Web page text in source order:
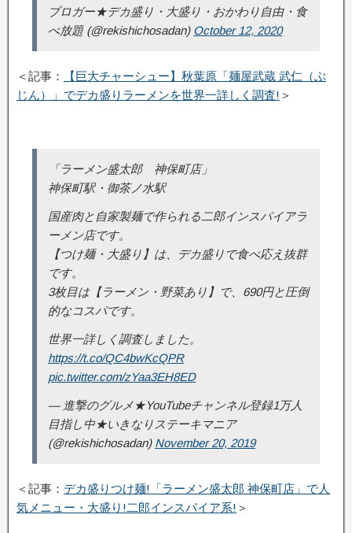
ブロガー★デカ盛り・大盛り・おかわり自由・食
べ放題 (@rekishichosadan) October 12, 2020
＜記事：
【巨大チャーシュー】秋葉原「麺屋武蔵 武仁（ぶ
じん）」でデカ盛りラーメンを世界一詳しく調査! ＞
「ラーメン盛太郎 神保町店」
神保町駅・御茶ノ水駅
国産肉と自家製麺で作られる二郎インスパイアラ
ーメン店です。
【つけ麺・大盛り】は、デカ盛りで食べ応え抜群
です。
3枚目は【ラーメン・野菜あり】で、690円と圧倒
的なコスパです。
世界一詳しく調査しました。
https://t.co/QC4bwKcQPR
pic.twitter.com/zYaa3EH8ED
— 進撃のグルメ★YouTubeチャンネル登録1万人
目指し中★いきなりステーキマニア
(@rekishichosadan) November 20, 2019
＜記事： デカ盛りつけ麺!「ラーメン盛太郎 神保町店」で人
気メニュー・大盛り!二郎インスパイア系! ＞